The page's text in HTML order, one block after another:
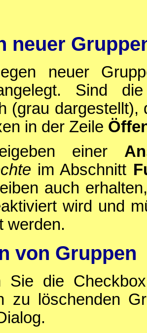
neuer
neuer
Sind
(grau
in der Zeile
einer
im Abschnitt
auch
wird und
werden.
von Gruppen
Sie die
zu löschenden